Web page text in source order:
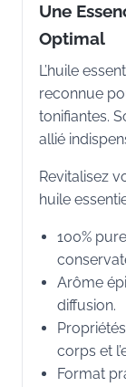
Une
Optimal
L’huile
reconnue
tonifiantes.
allié
Revitalisez
huile
100%
Arôme
diffusion.
corps et
Format